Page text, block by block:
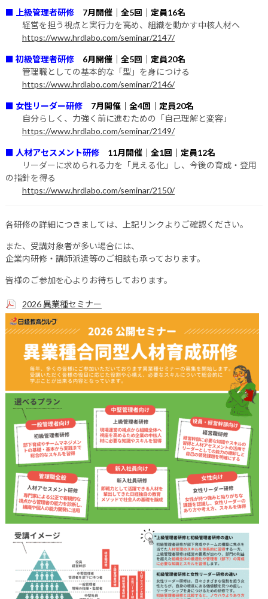
■ 上級管理者研修 7月開催｜全5回｜定員16名
経営を担う視点と実行力を高め、組織を動かす中核人材へ
https://www.hrdlabo.com/seminar/2147/
■ 初級管理者研修 6月開催｜全5回｜定員20名
管理職としての基本的な「型」を身につける
https://www.hrdlabo.com/seminar/2146/
■ 女性リーダー研修 7月開催｜全4回｜定員20名
自分らしく、力強く前に進むための「自己理解と変容」
https://www.hrdlabo.com/seminar/2149/
■ 人材アセスメント研修 11月開催｜全1回｜定員12名
リーダーに求められる力を「見える化」し、今後の育成・登用
の指針を得る
https://www.hrdlabo.com/seminar/2150/
各研修の詳細につきましては、上記リンクよりご確認ください。
また、受講対象者が多い場合には、
企業内研修・講師派遣等のご相談も承っております。
皆様のご参加を心よりお待ちしております。
2026 異業種セミナー